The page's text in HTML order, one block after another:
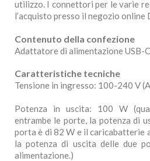
utilizzo. I connettori per le varie
l’acquisto presso il negozio online
Contenuto della confezione
Adattatore di alimentazione USB-
Caratteristiche tecniche
Tensione in ingresso: 100-240 V
Potenza in uscita: 100 W
entrambe le porte, la potenza di
porta è di 82 W e il caricabatterie
la potenza di uscita delle due
alimentazione.)